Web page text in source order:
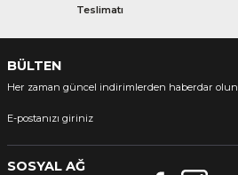
Teslimatı
BÜLTEN
Her zaman güncel indirimlerden haberdar olun
SOSYAL AĞ